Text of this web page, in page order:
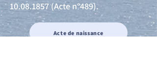
10.08.1857(Acte n°489).
Acte de naissance